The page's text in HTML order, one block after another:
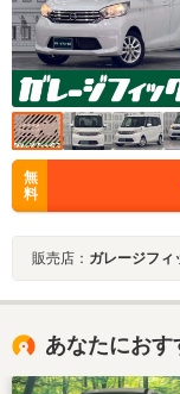
無
料
販売店： ガレージフィ
あなたにお